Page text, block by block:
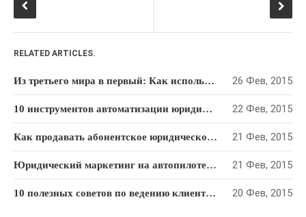
RELATED ARTICLES.
Из третьего мира в первый: Как использовать опыт Сингапура, чтобы преуспеть в юридическом бизнесе 26 Фев, 2015
10 инструментов автоматизации юридического маркетинга 22 Фев, 2015
Как продавать абонентское юридическое обслуживание: Пошаговый алгоритм 21 Фев, 2015
Юридический маркетинг на автопилоте: как привлекать клиентов на “раз-два-три” 21 Фев, 2015
10 полезных советов по ведению клиентской рассылки для юридической фирмы 20 Фев, 2015